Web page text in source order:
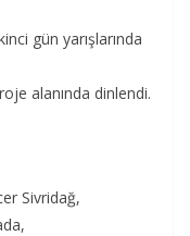
gün yarışlarında
alanında dinlendi.
Sivridağ,